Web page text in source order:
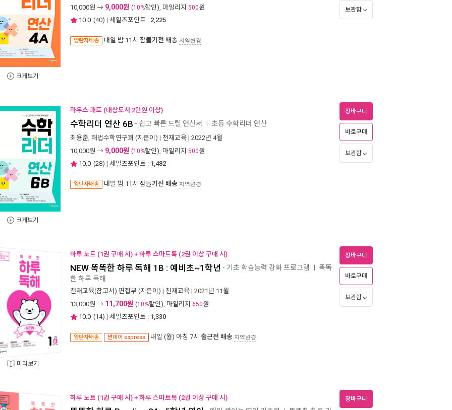
크게보기
10,000원 → 9,000원 (10%할인), 마일리지 500원
10.0 (40) | 세일즈포인트 : 2,225
양탄자배송 내일 밤 11시 잠들기전 배송 지역변경
보관함
크게보기
마우스 패드 (대상도서 2만원 이상)
수학리더 연산 6B - 쉽고 빠른 드릴 연산서 초등 수학리더 연산
최용준, 해법수학연구회 (지은이) | 천재교육 | 2022년 4월
10,000원 → 9,000원 (10%할인), 마일리지 500원
10.0 (28) | 세일즈포인트 : 1,482
양탄자배송 내일 밤 11시 잠들기전 배송 지역변경
장바구니
바로구매
보관함
미리보기
하루 노트 (1권 구매 시) + 하루 스마트톡 (2권 이상 구매 시)
NEW 똑똑한 하루 독해 1B : 예비초~1학년 - 기초 학습능력 강화 프로그램 똑똑
한 하루 독해
천재교육(참고서) 편집부 (지은이) | 천재교육 | 2021년 11월
13,000원 → 11,700원 (10%할인), 마일리지 650원
10.0 (14) | 세일즈포인트 : 1,330
양탄자배송 썬데이 express 내일 (월) 아침 7시 출근전 배송 지역변경
장바구니
바로구매
보관함
하루 노트 (1권 구매 시) + 하루 스마트톡 (2권 이상 구매 시) 장바구니